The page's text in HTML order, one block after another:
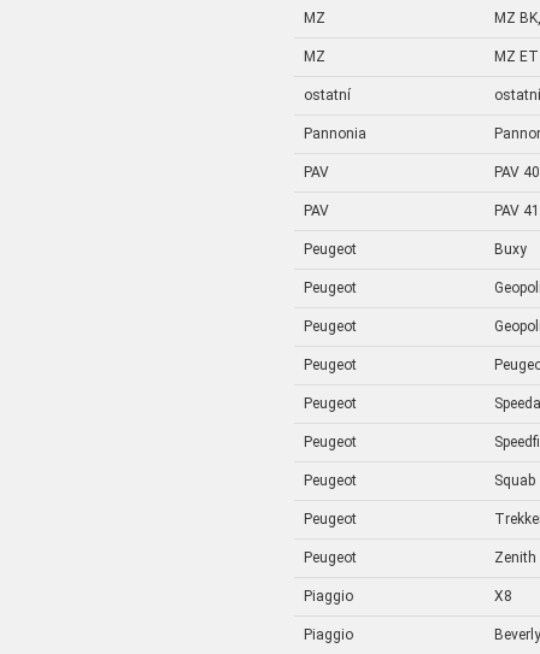
MZ MZ
MZ MZ
ostatní ostatní
Pannonia
PAV PAV 40
PAV PAV 41
Peugeot Buxy
Peugeot
Peugeot
Peugeot
Peugeot
Peugeot
Peugeot Squab
Peugeot
Peugeot Zenith
Piaggio X8
Piaggio Beverly